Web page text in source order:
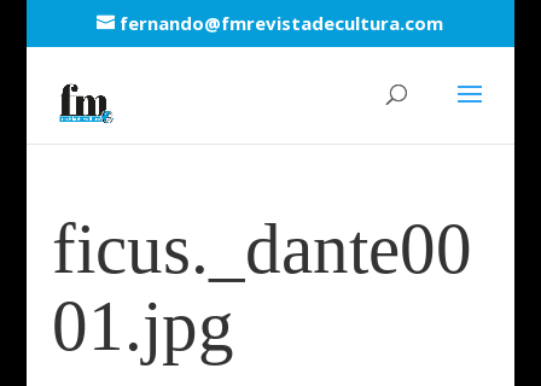
fernando@fmrevistadecultura.com
ficus._dante00
01.jpg